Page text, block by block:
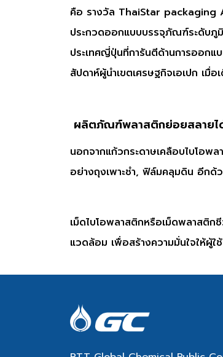
คือ รางวัล ThaiStar packaging
ประกวดออกแบบบรรจุภัณฑ์ระดับภู
ประเทศญี่ปุ่นที่การันตีด้านการออกแ
สัปดาห์ผู้นำเขตเศรษฐกิจเอเปก เ
ผลิตภัณฑ์พลาสติกย่อยสลายไ
นอกจากแก้วกระดาษเคลือบไบโอพ
อย่างถุงเพาะชำ, ฟิล์มคลุมดิน อีกด้
เม็ดไบโอพลาสติกหรือเม็ดพลาสติ
แวดล้อม เพื่อสร้างความมั่นใจให้